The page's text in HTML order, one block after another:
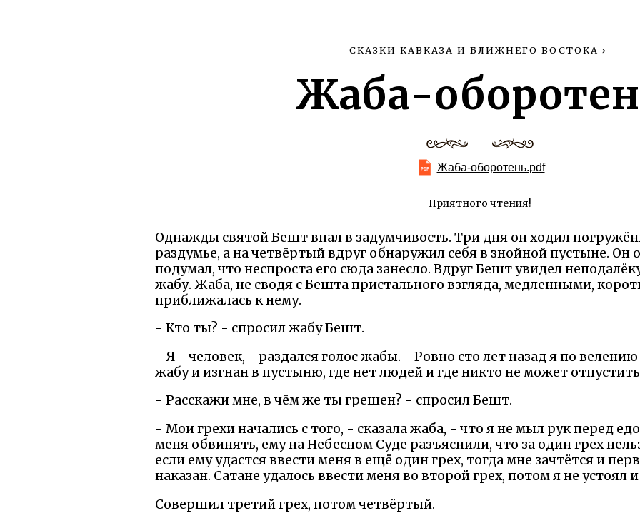
СКАЗКИ КАВКАЗА И БЛИЖНЕГО ВОСТОКА ›
Жаба-
Жаба-оборотень.pdf
Приятного чтения!
Однажды святой Бешт впал в задумчивость. Три дня он ходил
раздумье, а на четвёртый вдруг обнаружил себя в знойной пустыне. Он
подумал, что неспроста его сюда занесло. Вдруг Бешт увидел
жабу. Жаба, не сводя с Бешта пристального взгляда, медленными,
приближалась к нему.
- Кто ты? - спросил жабу Бешт.
- Я - человек, - раздался голос жабы. - Ровно сто лет назад я по
жабу и изгнан в пустыню, где нет людей и где никто не может
- Расскажи мне, в чём же ты грешен? - спросил Бешт.
- Мои грехи начались с того, - сказала жаба, - что я не мыл рук перед
меня обвинять, ему на Небесном Суде разъяснили, что за один грех
если ему удастся ввести меня в ещё один грех, тогда мне зачтётся и
наказан. Сатане удалось ввести меня во второй грех, потом я не устоял
Совершил третий грех, потом четвёртый.